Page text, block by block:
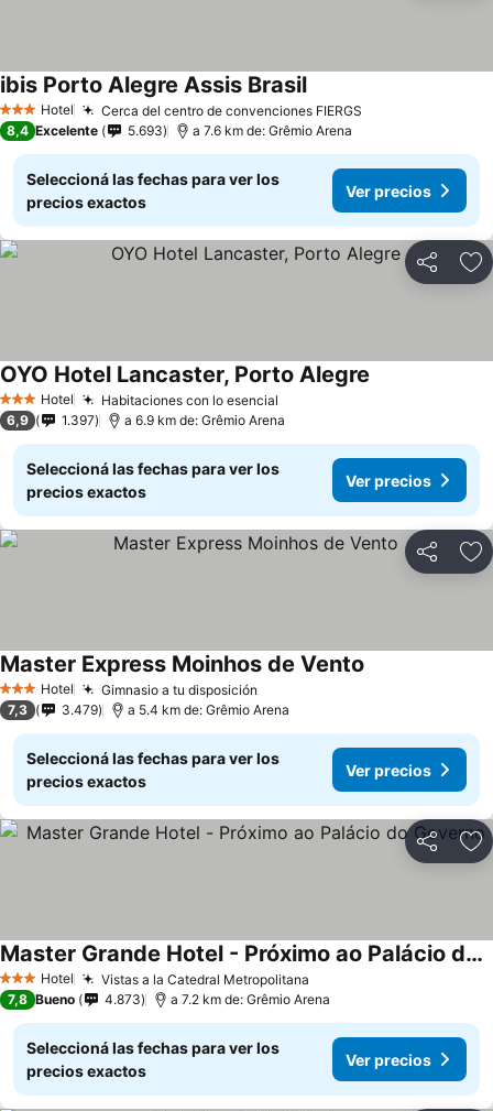
3 Estrellas
Hotel Cerca del centro de convenciones FIERGS
ibis Porto Alegre Assis Brasil
8,4 Excelente 5.693 a 7.6 km de: Grêmio Arena
Seleccioná las fechas para ver los
precios exactos
Ver precios
Compartir
3 Estrellas
Hotel Habitaciones con lo esencial
OYO Hotel Lancaster, Porto Alegre
6,9 1.397 a 6.9 km de: Grêmio Arena
Seleccioná las fechas para ver los
precios exactos
Ver precios
Compartir
3 Estrellas
Hotel Gimnasio a tu disposición
Master Express Moinhos de Vento
7,3 3.479 a 5.4 km de: Grêmio Arena
Seleccioná las fechas para ver los
precios exactos
Ver precios
Compartir
3 Estrellas
Hotel Vistas a la Catedral Metropolitana
Master Grande Hotel - Próximo ao Palácio do Governo
7,8 Bueno 4.873 a 7.2 km de: Grêmio Arena
Seleccioná las fechas para ver los
precios exactos
Ver precios